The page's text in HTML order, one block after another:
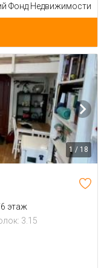
Фонд Недвижимости
1 / 18
этаж
3.15